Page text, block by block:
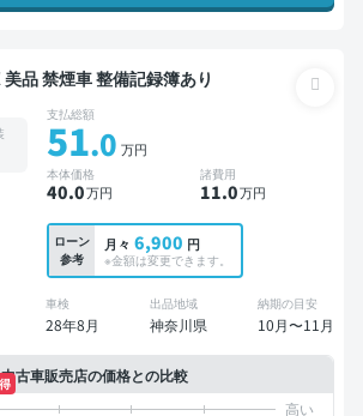
トヨタ プリウス EX 美品 禁煙車 整備記録簿あり
支払総額
51.0 万円
本体価格
40.0万円
諸費用
11.0万円
ローン
参考
月々 6,900 円
※金額は変更できます。
車検
28年8月
出品地域
神奈川県
納期の目安
10月〜11月
中古車販売店の価格との比較